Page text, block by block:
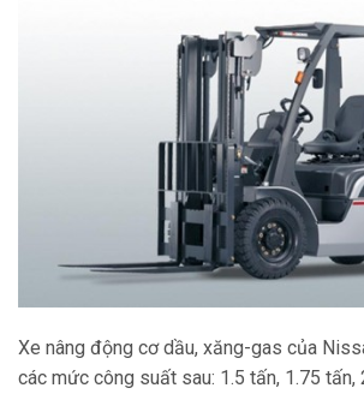
Xe nâng động cơ dầu, xăng-gas của
các mức công suất sau: 1.5 tấn, 1.75 tấn,